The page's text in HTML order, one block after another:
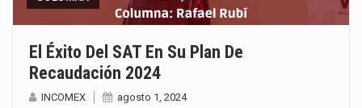
El Éxito Del SAT En Su Plan De
Recaudación 2024
INCOMEX agosto 1, 2024